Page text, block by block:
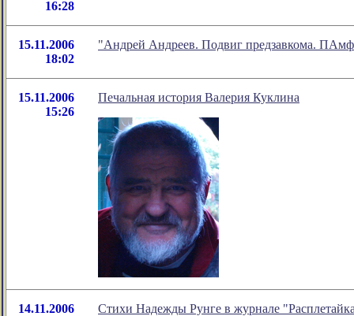
16:28
15.11.2006
18:02
"Андрей Андреев. Подвиг предзавкома.
15.11.2006
15:26
Печальная история Валерия Куклина
14.11.2006 Стихи Надежды Рунге в журнале